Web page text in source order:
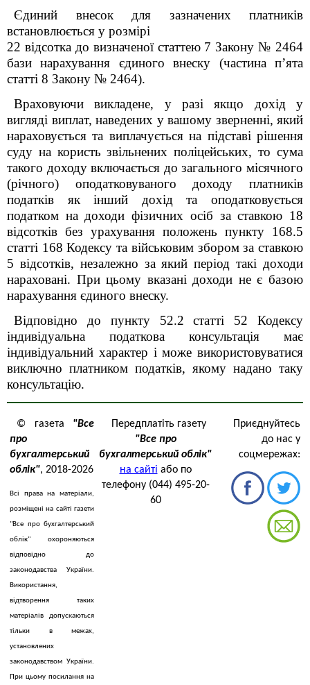
Єдиний внесок для зазначених платників
встановлюється у розмірі
22 відсотка до визначеної статтею 7 Закону № 2464
бази нарахування єдиного внеску (частина п’ята
статті 8 Закону № 2464).
Враховуючи викладене, у разі якщо дохід у
вигляді виплат, наведених у вашому зверненні, який
нараховується та виплачується на підставі рішення
суду на користь звільнених поліцейських, то сума
такого доходу включається до загального місячного
(річного) оподатковуваного доходу платників
податків як інший дохід та оподатковується
податком на доходи фізичних осіб за ставкою 18
відсотків без урахування положень пункту 168.5
статті 168 Кодексу та військовим збором за ставкою
5 відсотків, незалежно за який період такі доходи
нараховані. При цьому вказані доходи не є базою
нарахування єдиного внеску.
Відповідно до пункту 52.2 статті 52 Кодексу
індивідуальна податкова консультація має
індивідуальний характер і може використовуватися
виключно платником податків, якому надано таку
консультацію.
© газета "Все
про
бухгалтерський
облік", 2018-2026
Всі права на матеріали,
розміщені на сайті газети
"Все про бухгалтерський
облік" охороняються
відповідно до
законодавства України.
Використання,
відтворення таких
матеріалів допускаються
тільки в межах,
установлених
законодавством України.
При цьому посилання на
Передплатіть газету
"Все про
бухгалтерський облік"
на сайті або по
телефону (044) 495-20-
60
Приєднуйтесь
до нас у
соцмережах: